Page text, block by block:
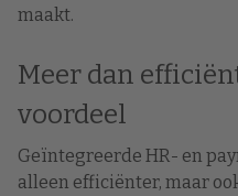
maakt.
Meer dan
voordeel
Geïntegreerde HR- en
alleen efficiënter, maar